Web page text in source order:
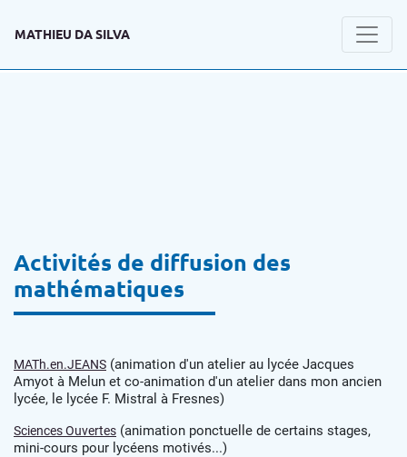
MATHIEU DA SILVA
Activités de diffusion des
mathématiques
MATh.en.JEANS (animation d'un atelier au lycée Jacques
Amyot à Melun et co-animation d'un atelier dans mon ancien
lycée, le lycée F. Mistral à Fresnes)
Sciences Ouvertes (animation ponctuelle de certains stages,
mini-cours pour lycéens motivés...)